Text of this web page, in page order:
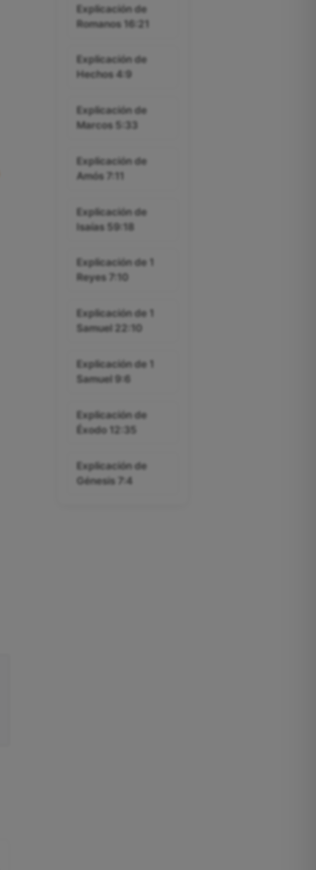
Explicación de
Romanos 16:21
Explicación de
Hechos 4:9
Explicación de
Marcos 5:33
Explicación de
Amós 7:11
Explicación de
Isaías 59:18
Explicación de 1
Reyes 7:10
Explicación de 1
Samuel 22:10
Explicación de 1
Samuel 9:6
Explicación de
Éxodo 12:35
Explicación de
Génesis 7:4